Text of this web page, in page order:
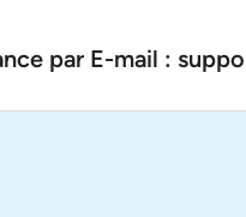
par E-mail :